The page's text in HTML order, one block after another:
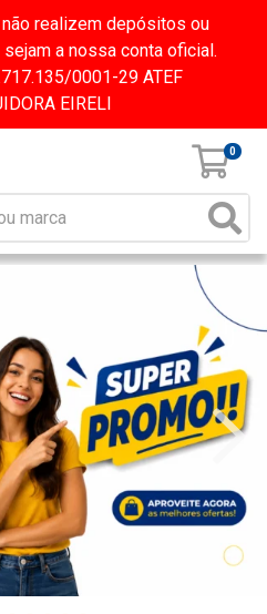
não realizem depósitos ou
a nossa conta oficial.
0001-29 ATEF
EIRELI
0